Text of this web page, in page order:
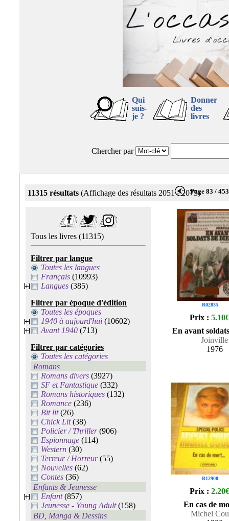
Qui
suis-
je ?
Donner
des
livres
Chercher par
11315 résultats (Affichage des résultats 2051 - 2075)Page 83 / 453
Tous les livres (11315)
Filtrer par langue
Toutes les langues
Français (10993)
Langues (385)
Filtrer par époque d'édition
Toutes les époques
1940 à aujourd'hui (10602)
Avant 1940 (713)
Filtrer par catégories
Toutes les catégories
Romans
Romans divers (3927)
SF et Fantastique (332)
Romans historiques (132)
Romance (236)
Bit lit(26)
Chick Lit(38)
Policier / Thriller(906)
Espionnage (114)
Western (30)
Terreur / Horreur(55)
Nouvelles (62)
Contes (36)
Enfants & Jeunesse
Enfant(857)
Jeunesse - Young Adult(158)
BD, Manga & Dessins
R02835
Prix : 5.10€
En avant
Joinville
1976
R12900
Prix : 2.20€
En cas de
Michel